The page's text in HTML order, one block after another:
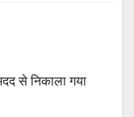
से निकाला गया